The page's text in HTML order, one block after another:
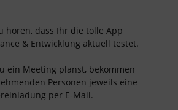
hören, dass Ihr die tolle App
& Entwicklung aktuell testet.
ein Meeting planst, bekommen
Personen jeweils eine
per E-Mail.